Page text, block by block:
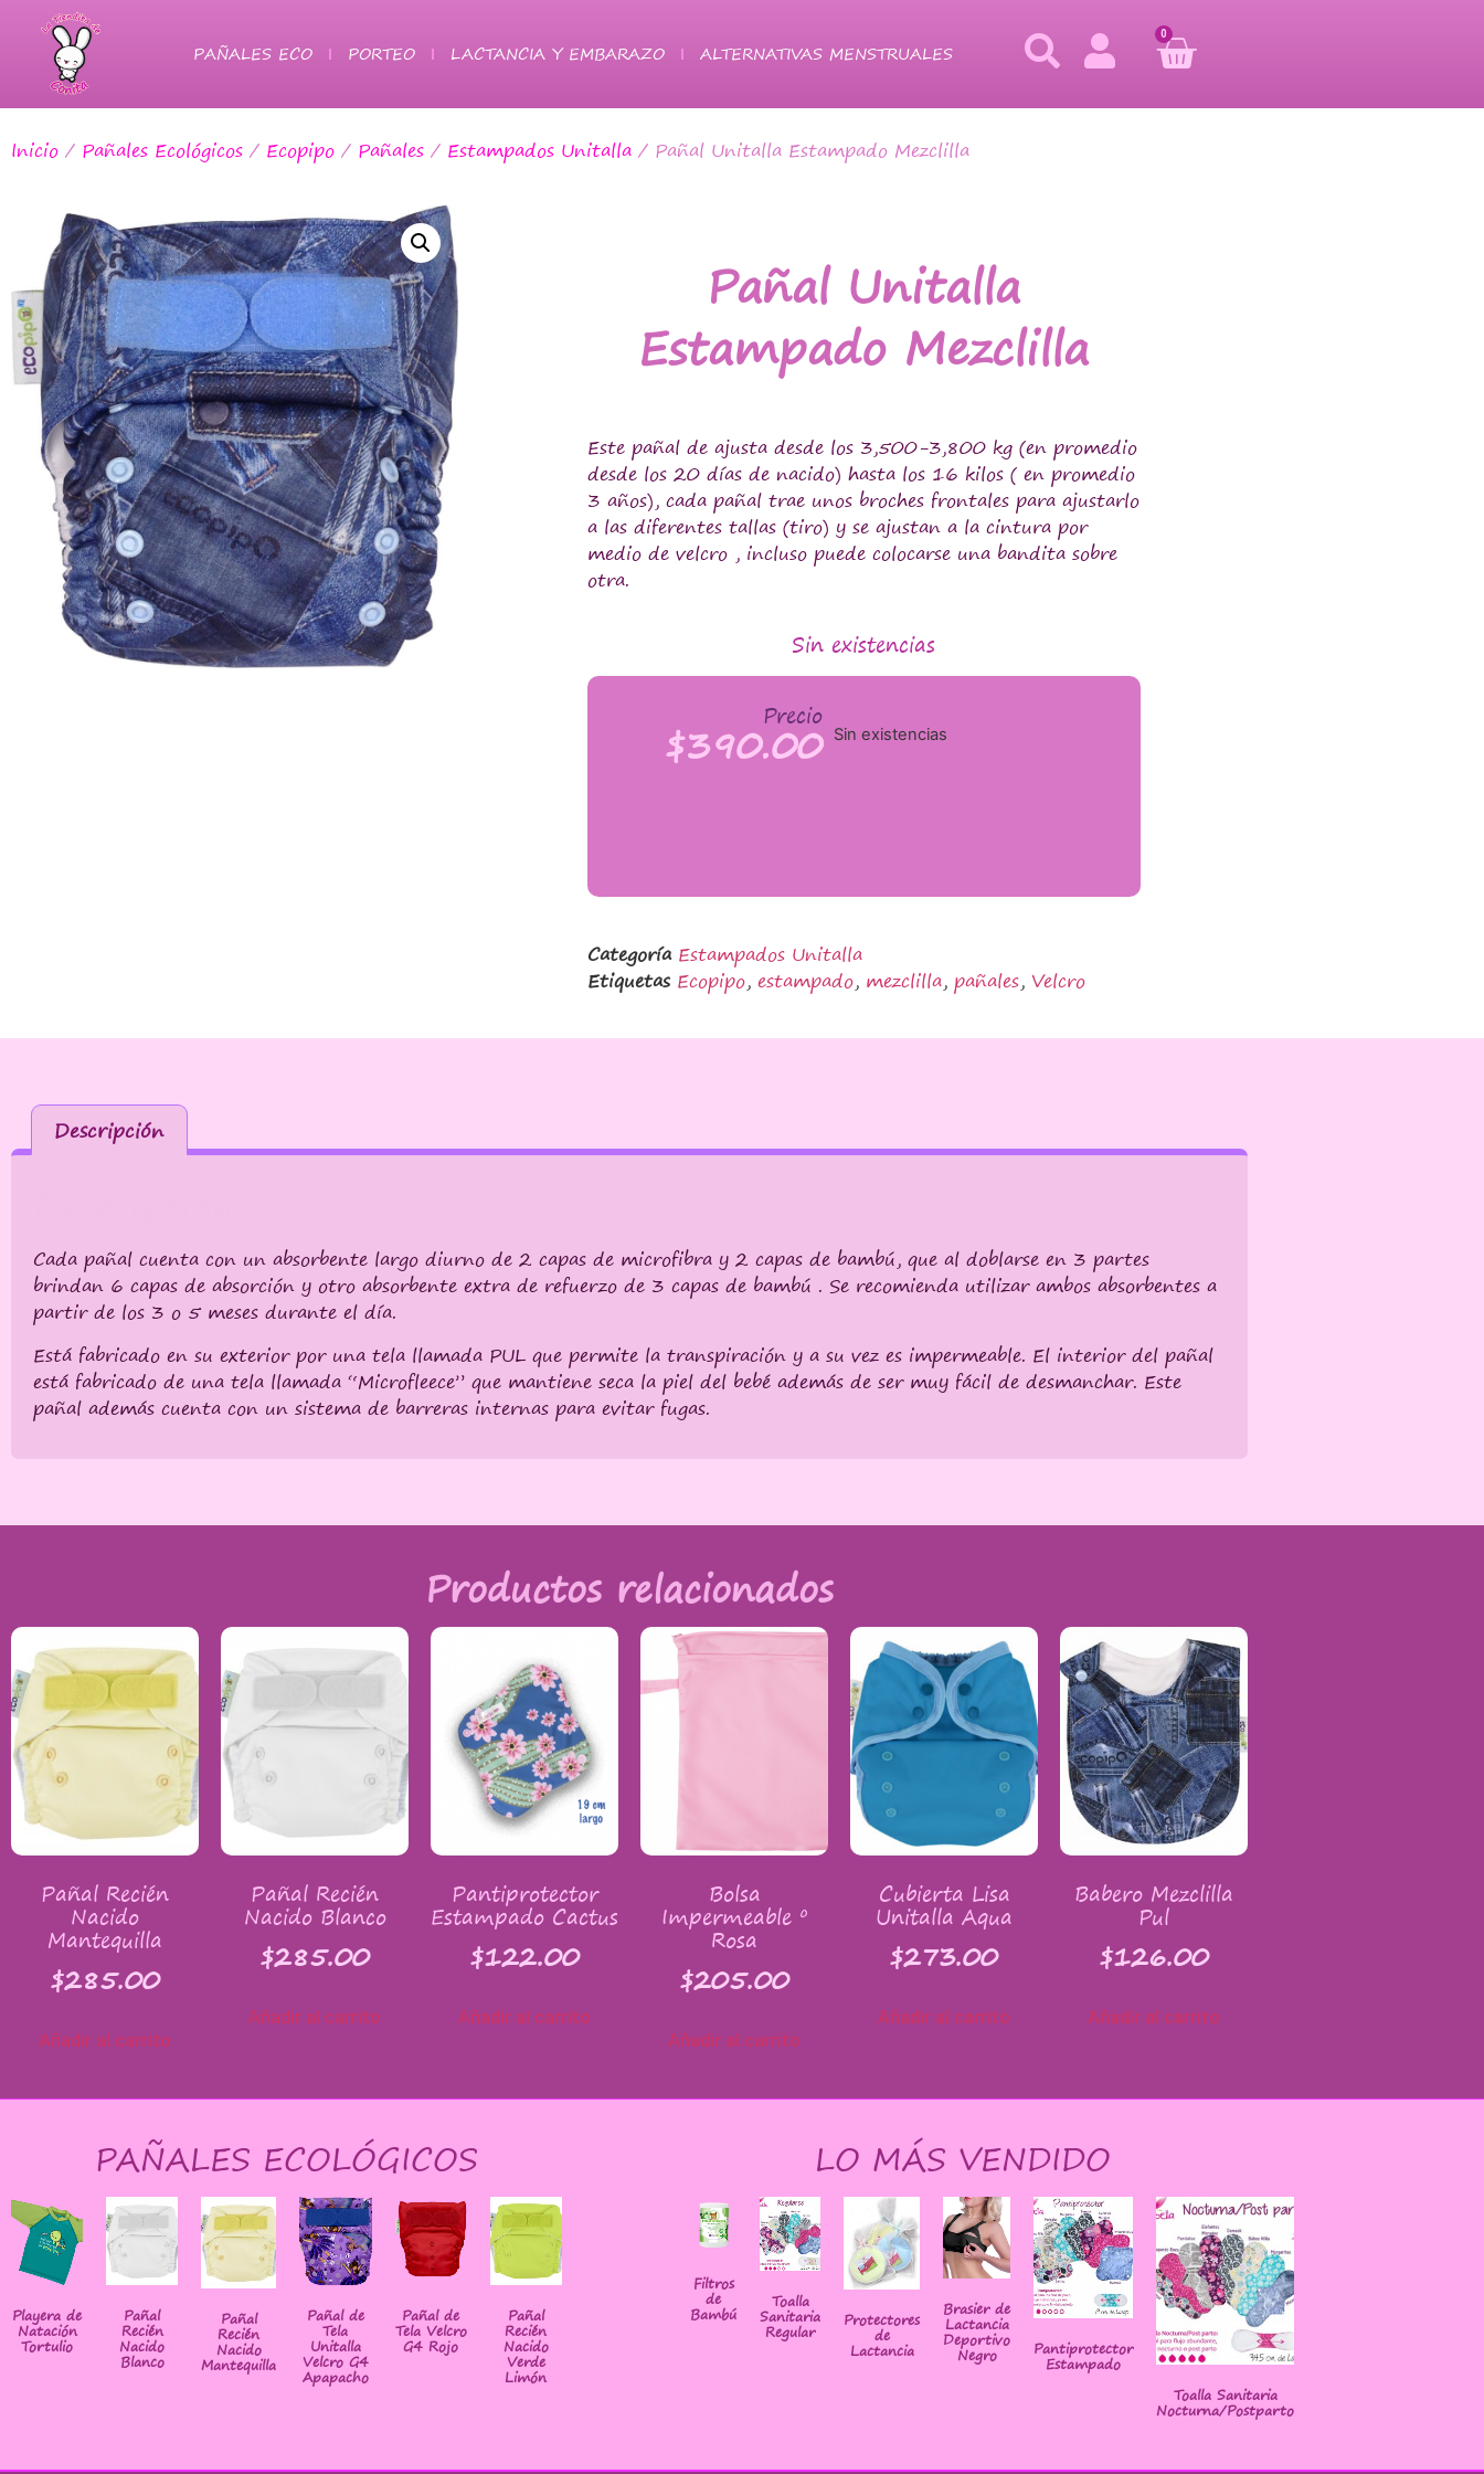
PAÑALES ECO PORTEO LACTANCIA Y EMBARAZO ALTERNATIVAS MENSTRUALES
0
Inicio / Pañales Ecológicos / Ecopipo / Pañales / Estampados Unitalla / Pañal Unitalla Estampado Mezclilla
Pañal Unitalla
Estampado Mezclilla
Este pañal de ajusta desde los 3,500-3,800 kg (en promedio
desde los 20 días de nacido) hasta los 16 kilos ( en promedio
3 años), cada pañal trae unos broches frontales para ajustarlo
a las diferentes tallas (tiro) y se ajustan a la cintura por
medio de velcro , incluso puede colocarse una bandita sobre
otra.
Sin existencias
Precio
$390.00 Sin existencias
Categoría Estampados Unitalla
Etiquetas Ecopipo,estampado, mezclilla,pañales, Velcro
Descripción
Cada pañal cuenta con un absorbente largo diurno de 2 capas de microfibra y 2 capas de bambú, que al doblarse en 3 partes
brindan 6 capas de absorción y otro absorbente extra de refuerzo de 3 capas de bambú . Se recomienda utilizar ambos absorbentes a
partir de los 3 o 5 meses durante el día.
Está fabricado en su exterior por una tela llamada PUL que permite la transpiración y a su vez es impermeable. El interior del pañal
está fabricado de una tela llamada “Microfleece” que mantiene seca la piel del bebé además de ser muy fácil de desmanchar. Este
pañal además cuenta con un sistema de barreras internas para evitar fugas.
Productos relacionados
Pañal Recién
Nacido
Mantequilla
$285.00
Añadir al carrito
Pañal Recién
Nacido Blanco
$285.00
Añadir al carrito
Pantiprotector
Estampado Cactus
$122.00
Añadir al carrito
Bolsa
Impermeable º
Rosa
$205.00
Añadir al carrito
Cubierta Lisa
Unitalla Aqua
$273.00
Añadir al carrito
Babero Mezclilla
Pul
$126.00
Añadir al carrito
PAÑALES ECOLÓGICOS
Playera de
Natación
Tortulio
Pañal
Recién
Nacido
Blanco
Pañal
Recién
Nacido
Mantequilla
Pañal de
Tela
Unitalla
Velcro G4
Apapacho
Pañal de
Tela Velcro
G4 Rojo
Pañal
Recién
Nacido
Verde
Limón
LO MÁS VENDIDO
Filtros
de
Bambú
Toalla
Sanitaria
Regular
Protectores
de
Lactancia
Brasier de
Lactancia
Deportivo
Negro Pantiprotector
Estampado
Toalla Sanitaria
Nocturna/Postparto